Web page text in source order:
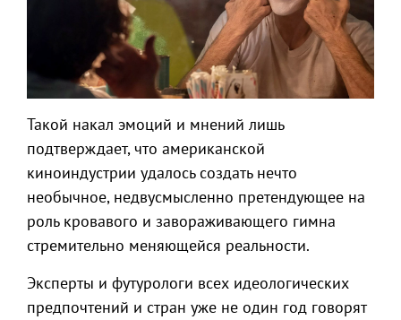
Такой накал эмоций и мнений лишь
подтверждает, что американской
киноиндустрии удалось создать нечто
необычное, недвусмысленно претендующее на
роль кровавого и завораживающего гимна
стремительно меняющейся реальности.
Эксперты и футурологи всех идеологических
предпочтений и стран уже не один год говорят